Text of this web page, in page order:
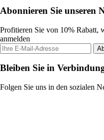
Abonnieren Sie unseren
Profitieren Sie von 10% Rabatt,
anmelden
Bleiben Sie in
Folgen Sie uns in den sozialen